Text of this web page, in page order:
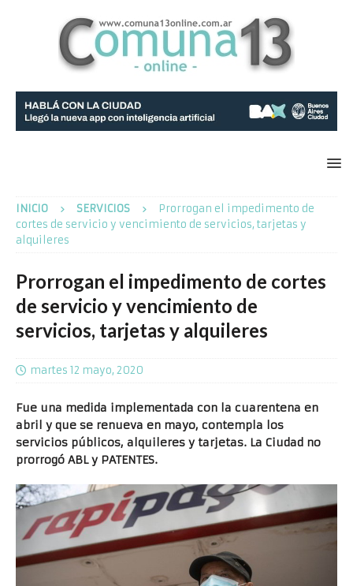
INICIO SERVICIOS
Prorrogan el impedimento de
cortes de servicio y vencimiento de servicios, tarjetas y
alquileres
Prorrogan el impedimento de cortes
de servicio y vencimiento de
servicios, tarjetas y alquileres
martes 12 mayo, 2020
Fue una medida implementada con la cuarentena en
abril y que se renueva en mayo, contempla los
servicios públicos, alquileres y tarjetas. La Ciudad no
prorrogó ABL y PATENTES.